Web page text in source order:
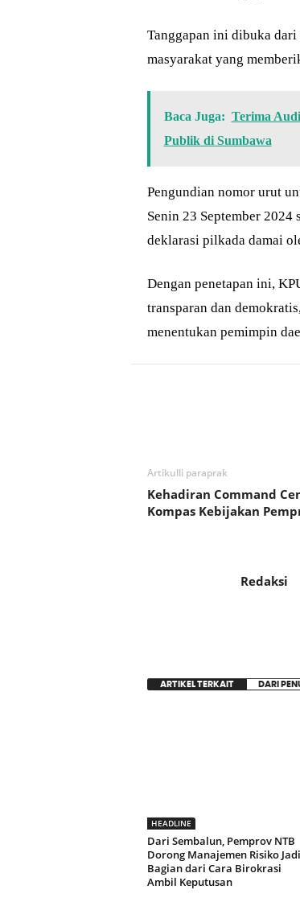
Tanggapan ini dibuka
masyarakat yang
Baca Juga: Terima
Publik di Sumbawa
Pengundian nomor urut
Senin 23 September
deklarasi pilkada damai
Dengan penetapan ini,
transparan dan
menentukan pemimpin
Artikulli paraprak
Kehadiran Command
Kompas Kebijakan
Redaksi
ARTIKEL TERKAIT DARI
HEADLINE
Dari Sembalun, Pemprov NTB
Dorong Manajemen Risiko Jadi
Bagian dari Cara Birokrasi
Ambil Keputusan